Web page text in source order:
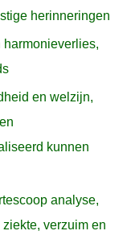
herinneringen
harmonieverlies,
en welzijn,
kunnen
analyse,
verzuim en